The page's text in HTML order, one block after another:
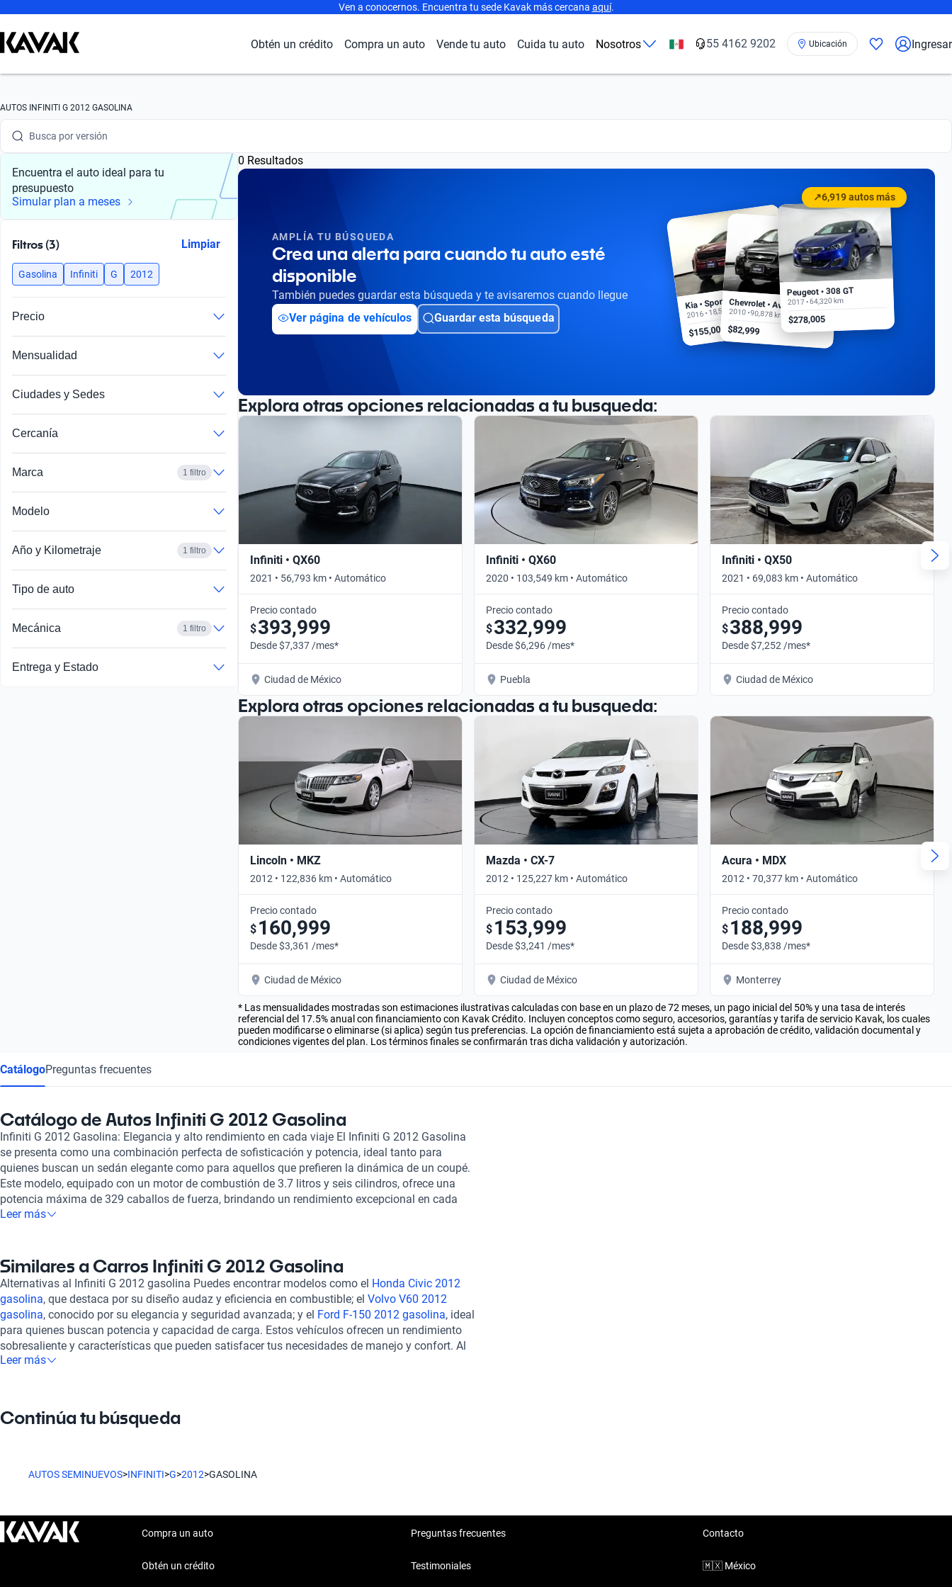
Ven a conocernos. Encuentra tu sede Kavak más cercana aquí.
Obtén un crédito Compra un auto Vende tu auto Cuida tu auto Nosotros 55 4162 9202 Ubicación Ingresar
AUTOS INFINITI G 2012 GASOLINA
Busca por marca
Busca por modelo
Busca por versión
Busca por año
Busca por marca
Busca por modelo
Busca por año
Encuentra el auto ideal para tu
presupuesto
Simular plan a meses
Filtros (3) Limpiar
Gasolina Infiniti G 2012
Precio
Mensualidad
Ciudades y Sedes
Cercanía
Marca 1 filtro
Modelo
Año y Kilometraje 1 filtro
Tipo de auto
Mecánica 1 filtro
Entrega y Estado
0 Resultados
AMPLÍA TU BÚSQUEDA
Crea una alerta para cuando tu auto esté
disponible
También puedes guardar esta búsqueda y te avisaremos cuando llegue
Ver página de vehículos
Guardar esta búsqueda
↗6,919 autos más
Kia • Sportage EX
2016 • 18,500 km
$155,000
Chevrolet • Aveo
2010 • 90,878 km
$82,999
Peugeot • 308 GT
2017 • 64,320 km
$278,005
Explora otras opciones relacionadas a tu busqueda:
Infiniti • QX60
2021 • 56,793 km • Automático
Precio contado
$393,999
Desde $7,337 /mes*
Ciudad de México
Infiniti • QX60
2020 • 103,549 km • Automático
Precio contado
$332,999
Desde $6,296 /mes*
Puebla
Infiniti • QX50
2021 • 69,083 km • Automático
Precio contado
$388,999
Desde $7,252 /mes*
Ciudad de México
Explora otras opciones relacionadas a tu busqueda:
Lincoln • MKZ
2012 • 122,836 km • Automático
Precio contado
$ 160,999
Desde $3,361 /mes*
Ciudad de México
Mazda • CX-7
2012 • 125,227 km • Automático
Precio contado
$ 153,999
Desde $3,241 /mes*
Ciudad de México
Acura • MDX
2012 • 70,377 km • Automático
Precio contado
$ 188,999
Desde $3,838 /mes*
Monterrey
* Las mensualidades mostradas son estimaciones ilustrativas calculadas con base en un plazo de 72 meses, un pago inicial del 50% y una tasa de interés
referencial del 17.5% anual con financiamiento con Kavak Crédito. Incluyen conceptos como seguro, accesorios, garantías y tarifa de servicio Kavak, los cuales
pueden modificarse o eliminarse (si aplica) según tus preferencias. La opción de financiamiento está sujeta a aprobación de crédito, validación documental y
condiciones vigentes del plan. Los términos finales se confirmarán tras dicha validación y autorización.
CatálogoPreguntas frecuentes
Catálogo de Autos Infiniti G 2012 Gasolina
Infiniti G 2012 Gasolina: Elegancia y alto rendimiento en cada viaje El Infiniti G 2012 Gasolina
se presenta como una combinación perfecta de sofisticación y potencia, ideal tanto para
quienes buscan un sedán elegante como para aquellos que prefieren la dinámica de un coupé.
Este modelo, equipado con un motor de combustión de 3.7 litros y seis cilindros, ofrece una
potencia máxima de 329 caballos de fuerza, brindando un rendimiento excepcional en cada
aceleración. Su velocidad máxima de 240 km/h asegura que cada trayecto sea emocionante y
de lujo, donde los asientos de piel garantizan comodidad y estilo. Además, su transmisión
automática facilita una conducción suave y placentera en diversas condiciones. Con un
consumo de combustible combinado que varía de 7.9 a 12.3 litros cada 100 km, este vehículo
no solo es potente, sino también eficiente, haciéndolo adecuado para el uso diario y viajes
prolongados. Al elegir un Infiniti G 2012 en Kavak, disfrutas de un proceso de compra
completamente en línea, respaldado por una rigurosa inspección en más de 240 puntos que
garantiza su estado mecánico y estético. También ofrecemos opciones de financiamiento
Leer más
Similares a Carros Infiniti G 2012 Gasolina
Alternativas al Infiniti G 2012 gasolina Puedes encontrar modelos como el Honda Civic 2012
gasolina, que destaca por su diseño audaz y eficiencia en combustible; el Volvo V60 2012
gasolina, conocido por su elegancia y seguridad avanzada; y el Ford F-150 2012 gasolina, ideal
para quienes buscan potencia y capacidad de carga. Estos vehículos ofrecen un rendimiento
sobresaliente y características que pueden satisfacer tus necesidades de manejo y confort. Al
considerar alternativas, podrás evaluar cuál se adapta mejor a tus preferencias y estilo de vida.
Leer más
Continúa tu búsqueda
AUTOS SEMINUEVOS>INFINITI>G>2012>GASOLINA
Compra un auto
Obtén un crédito
Preguntas frecuentes
Testimoniales
Contacto
🇲🇽 México